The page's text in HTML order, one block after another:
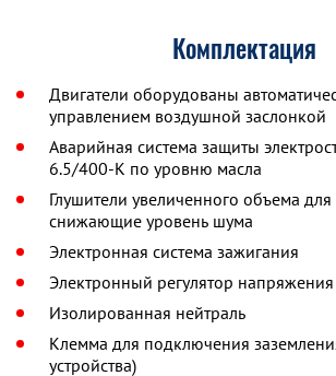
Комплектация
Двигатели оборудованы
управлением воздушной заслонкой
Аварийная система защиты
6.5/400-K по уровню масла
Глушители увеличенного объема
снижающие уровень шума
Электронная система зажигания
Электронный регулятор напряжения
Изолированная нейтраль
Клемма для подключения
устройства)